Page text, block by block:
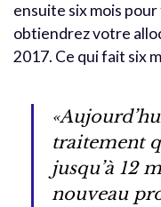
ensuite six mois
obtiendrez votre
2017. Ce qui fait six
traitement
jusqu’à 12
nouveau